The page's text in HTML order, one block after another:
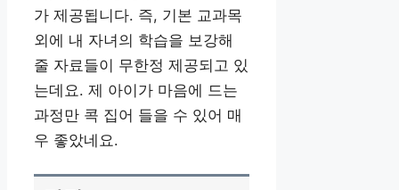
가 제공됩니다. 즉, 기본 교과목
외에 내 자녀의 학습을 보강해
줄 자료들이 무한정 제공되고 있
는데요. 제 아이가 마음에 드는
과정만 콕 집어 들을 수 있어 매
우 좋았네요.